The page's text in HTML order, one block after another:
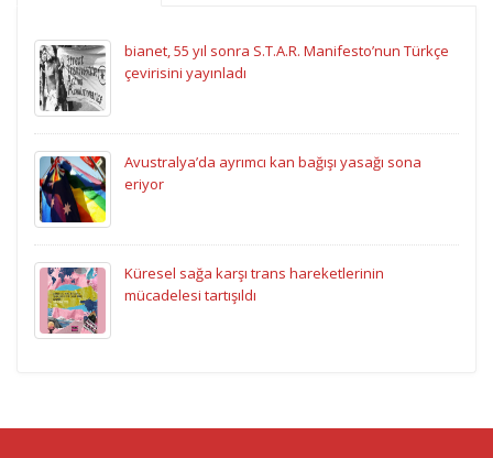
bianet, 55 yıl sonra S.T.A.R. Manifesto’nun Türkçe
çevirisini yayınladı
Avustralya’da ayrımcı kan bağışı yasağı sona
eriyor
Küresel sağa karşı trans hareketlerinin
mücadelesi tartışıldı